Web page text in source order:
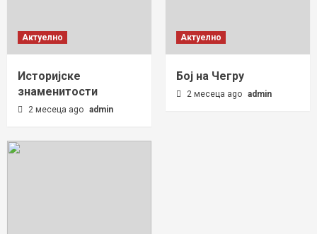
Актуелно
Историјске
знаменитости
2 месеца ago admin
Актуелно
Бој на Чегру
2 месеца ago admin